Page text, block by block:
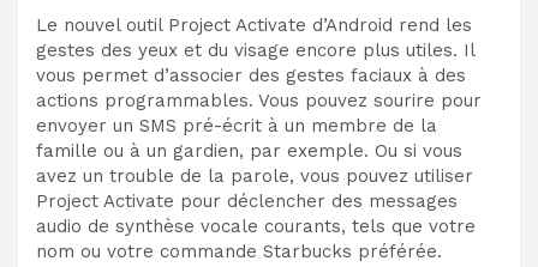
Le nouvel outil Project Activate d’Android rend les
gestes des yeux et du visage encore plus utiles. Il
vous permet d’associer des gestes faciaux à des
actions programmables. Vous pouvez sourire pour
envoyer un SMS pré-écrit à un membre de la
famille ou à un gardien, par exemple. Ou si vous
avez un trouble de la parole, vous pouvez utiliser
Project Activate pour déclencher des messages
audio de synthèse vocale courants, tels que votre
nom ou votre commande Starbucks préférée.